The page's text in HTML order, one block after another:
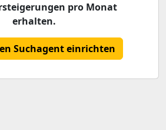
pro Monat
erhalten.
Suchagent einrichten